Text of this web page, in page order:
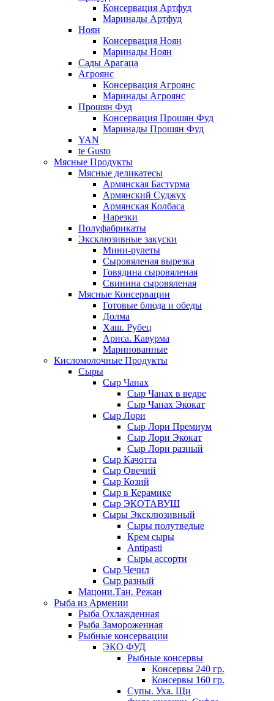
Консервация Артфуд
Маринады Артфуд
Ноян
Консервация Ноян
Маринады Ноян
Сады Арагаца
Агроянс
Консервация Агроянс
Маринады Агроянс
Прошян Фуд
Консервация Прошян Фуд
Маринады Прошян Фуд
YAN
te Gusto
Мясные Продукты
Мясные деликатесы
Армянская Бастурма
Армянский Суджух
Армянская Колбаса
Нарезки
Полуфабрикаты
Эксклюзивные закуски
Мини-рулеты
Сыровяленая вырезка
Говядина сыровяленая
Свинина сыровяленая
Мясные Консервации
Готовые блюда и обеды
Долма
Хаш. Рубец
Ариса. Кавурма
Маринованные
Кисломолочные Продукты
Сыры
Сыр Чанах
Сыр Чанах в ведре
Сыр Чанах Экокат
Сыр Лори
Сыр Лори Премиум
Сыр Лори Экокат
Сыр Лори разный
Сыр Качотта
Сыр Овечий
Сыр Козий
Сыр в Керамике
Сыр ЭКОТАВУШ
Сыры Эксклюзивный
Сыры полутведые
Крем сыры
Antipasti
Сыры ассорти
Сыр Чечил
Сыр разный
Мацони.Тан. Режан
Рыба из Армении
Рыба Охлажденная
Рыба Замороженная
Рыбные консервации
ЭКО ФУД
Рыбные консервы
Консервы 240 гр.
Консервы 160 гр.
Супы. Уха. Щи